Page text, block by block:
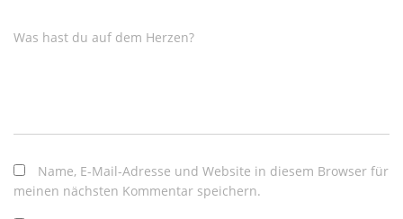
Was hast du auf dem Herzen?
Name, E-Mail-Adresse und Website in diesem Browser für
meinen nächsten Kommentar speichern.